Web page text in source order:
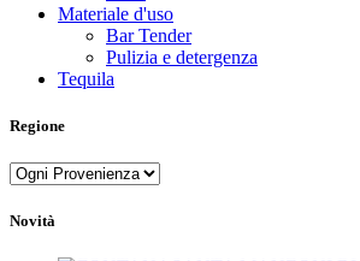
Materiale d'uso
Bar Tender
Pulizia e detergenza
Tequila
Regione
Novità